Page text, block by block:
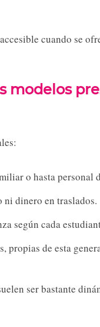
cuando se
modelos
o hasta personal
ni dinero en traslados.
según cada
propias de esta
ser bastante